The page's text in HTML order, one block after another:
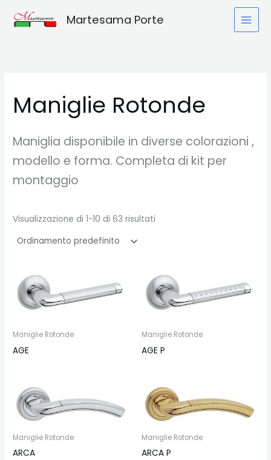
Martesama Porte
Maniglie Rotonde
Maniglia disponibile in diverse colorazioni ,
modello e forma. Completa di kit per
montaggio
Visualizzazione di 1-10 di 63 risultati
Maniglie Rotonde
AGE
Maniglie Rotonde
AGE P
Maniglie Rotonde
ARCA
Maniglie Rotonde
ARCA P